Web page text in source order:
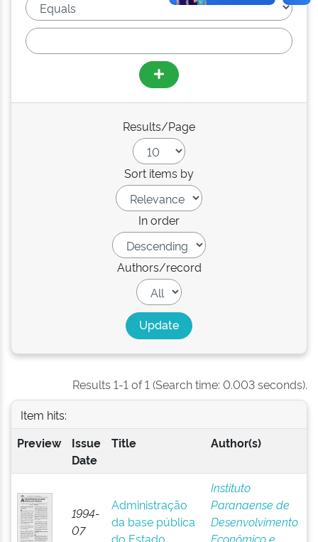
Results/Page
Sort items by
In order
Authors/record
Results 1-1 of 1 (Search time: 0.003 seconds).
Item hits:
Preview
Issue
Date
Title Author(s)
1994-
07
Administração
da base pública
do Estado
Instituto
Paranaense de
Desenvolvimento
Econômico e